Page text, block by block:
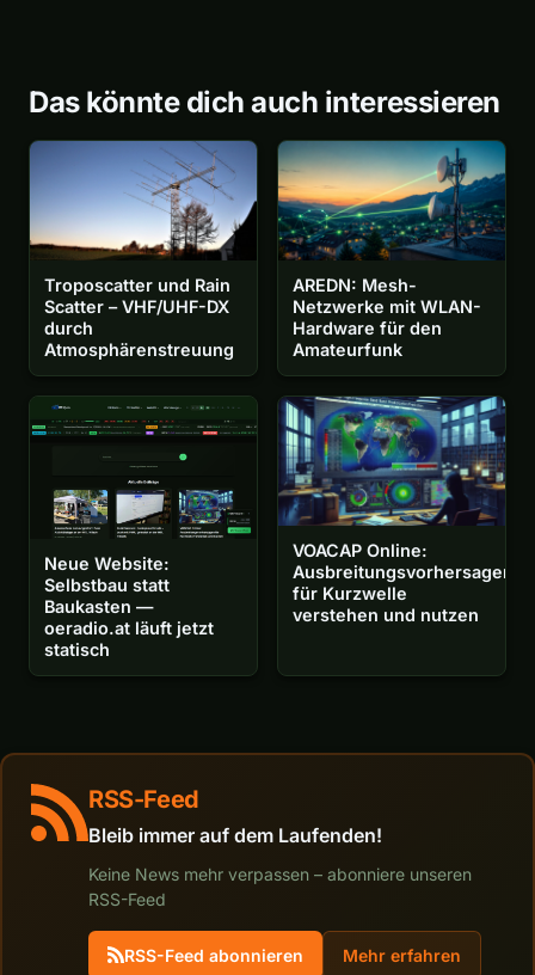
Das könnte dich auch interessieren
Troposcatter und Rain
Scatter – VHF/UHF-DX
durch
Atmosphärenstreuung
AREDN: Mesh-
Netzwerke mit WLAN-
Hardware für den
Amateurfunk
Neue Website:
Selbstbau statt
Baukasten —
oeradio.at läuft jetzt
statisch
VOACAP Online:
Ausbreitungsvorhersagen
für Kurzwelle
verstehen und nutzen
RSS-Feed
Bleib immer auf dem Laufenden!
Keine News mehr verpassen – abonniere unseren
RSS-Feed
RSS-Feed abonnieren Mehr erfahren